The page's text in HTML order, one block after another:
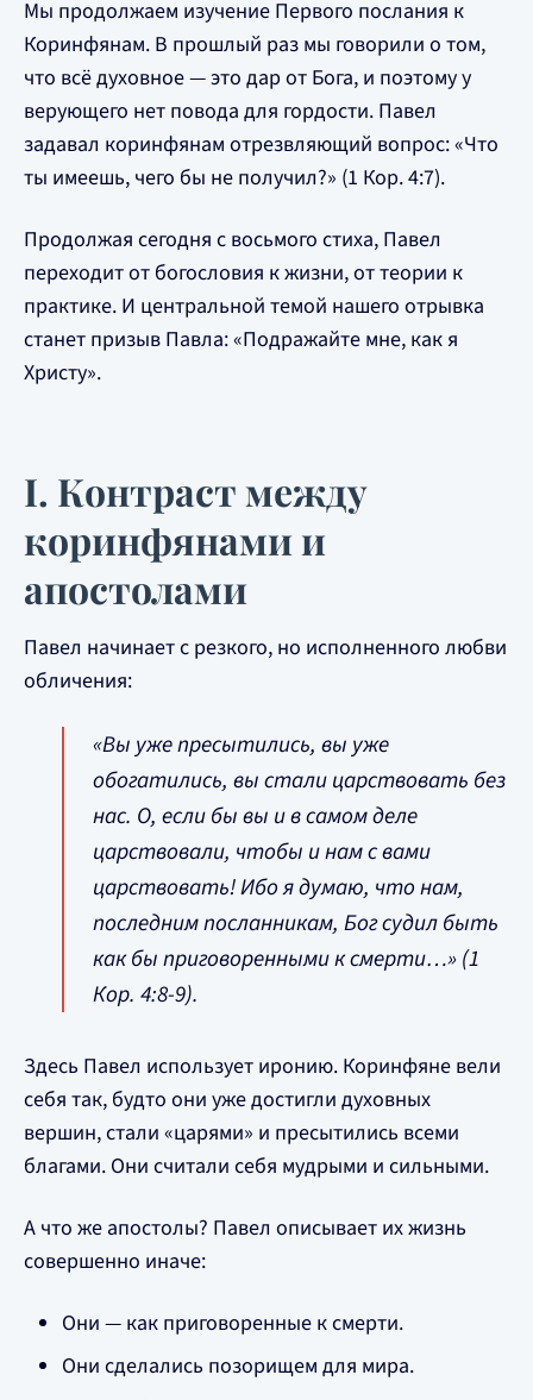
Мы продолжаем изучение Первого послания к
Коринфянам. В прошлый раз мы говорили о том,
что всё духовное — это дар от Бога, и поэтому у
верующего нет повода для гордости. Павел
задавал коринфянам отрезвляющий вопрос: «Что
ты имеешь, чего бы не получил?» (1 Кор. 4:7).
Продолжая сегодня с восьмого стиха, Павел
переходит от богословия к жизни, от теории к
практике. И центральной темой нашего отрывка
станет призыв Павла: «Подражайте мне, как я
Христу».
I. Контраст между
коринфянами и
апостолами
Павел начинает с резкого, но исполненного любви
обличения:
«Вы уже пресытились, вы уже
обогатились, вы стали царствовать без
нас. О, если бы вы и в самом деле
царствовали, чтобы и нам с вами
царствовать! Ибо я думаю, что нам,
последним посланникам, Бог судил быть
как бы приговоренными к смерти…» (1
Кор. 4:8-9).
Здесь Павел использует иронию. Коринфяне вели
себя так, будто они уже достигли духовных
вершин, стали «царями» и пресытились всеми
благами. Они считали себя мудрыми и сильными.
А что же апостолы? Павел описывает их жизнь
совершенно иначе:
Они — как приговоренные к смерти.
Они сделались позорищем для мира.